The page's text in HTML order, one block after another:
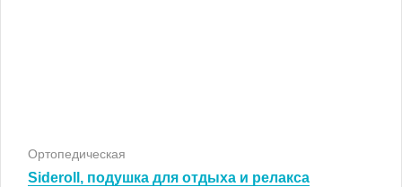
Ортопедическая
Sideroll, подушка для отдыха и релакса